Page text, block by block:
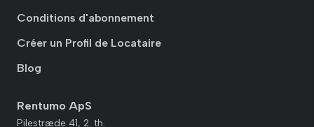
Conditions d'abonnement
Créer un Profil de Locataire
Blog
Rentumo ApS
Pilestræde 41, 2. th.